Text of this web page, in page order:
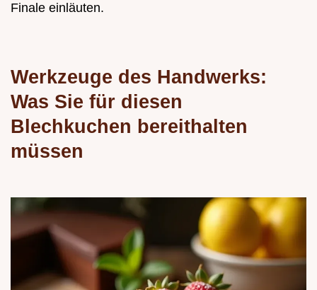
Finale einläuten.
Werkzeuge des Handwerks:
Was Sie für diesen
Blechkuchen bereithalten
müssen